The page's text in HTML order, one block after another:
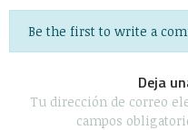
Be the first to write a
Deja
Tu dirección de correo
campos